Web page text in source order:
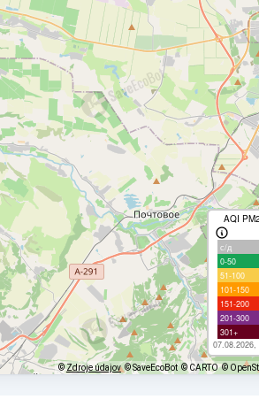
AQI
с/д
0-50
51-100
101-150
151-200
201-300
301+
07.08.2026,
©Zdroje údajov © SaveEcoBot © CARTO ©